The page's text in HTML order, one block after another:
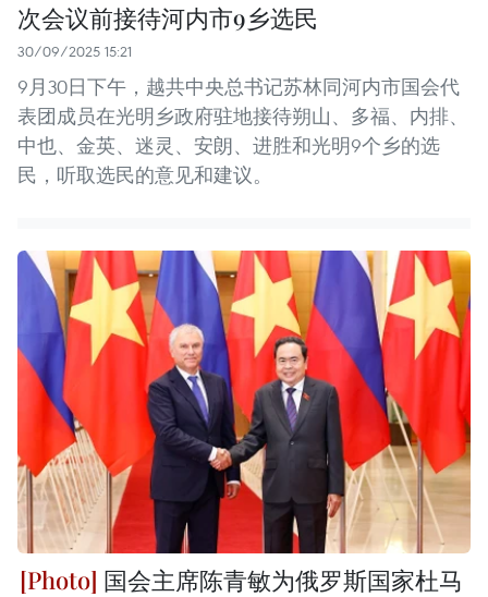
次会议前接待河内市9乡选民
30/09/2025 15:21
9月30日下午，越共中央总书记苏林同河内市国会代
表团成员在光明乡政府驻地接待朔山、多福、内排、
中也、金英、迷灵、安朗、进胜和光明9个乡的选
民，听取选民的意见和建议。
国会主席陈青敏为俄罗斯国家杜马